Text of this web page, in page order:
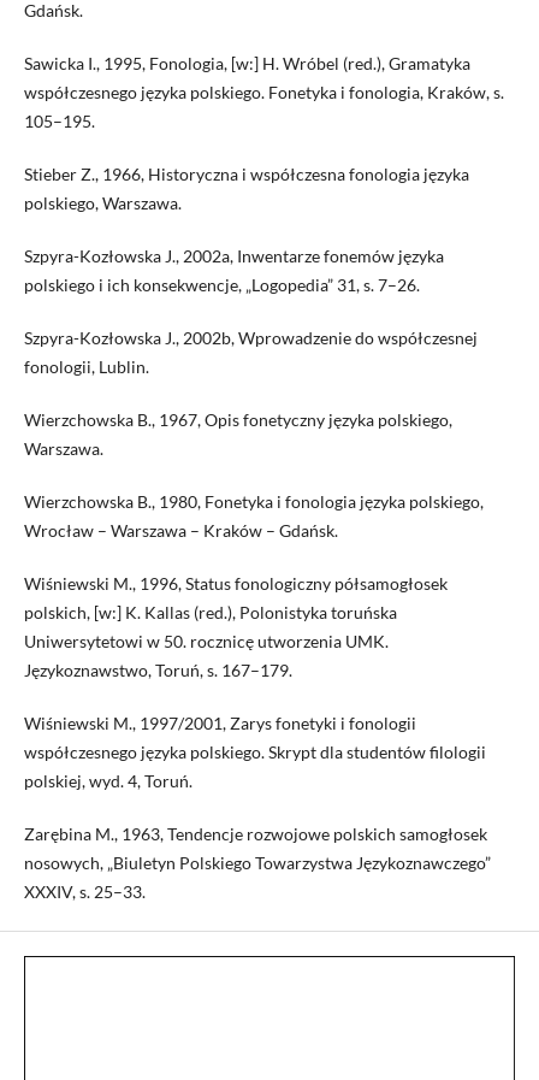
Gdańsk.
Sawicka I., 1995, Fonologia, [w:] H. Wróbel (red.), Gramatyka
współczesnego języka polskiego. Fonetyka i fonologia, Kraków, s.
105–195.
Stieber Z., 1966, Historyczna i współczesna fonologia języka
polskiego, Warszawa.
Szpyra-Kozłowska J., 2002a, Inwentarze fonemów języka
polskiego i ich konsekwencje, „Logopedia” 31, s. 7–26.
Szpyra-Kozłowska J., 2002b, Wprowadzenie do współczesnej
fonologii, Lublin.
Wierzchowska B., 1967, Opis fonetyczny języka polskiego,
Warszawa.
Wierzchowska B., 1980, Fonetyka i fonologia języka polskiego,
Wrocław – Warszawa – Kraków – Gdańsk.
Wiśniewski M., 1996, Status fonologiczny półsamogłosek
polskich, [w:] K. Kallas (red.), Polonistyka toruńska
Uniwersytetowi w 50. rocznicę utworzenia UMK.
Językoznawstwo, Toruń, s. 167–179.
Wiśniewski M., 1997/2001, Zarys fonetyki i fonologii
współczesnego języka polskiego. Skrypt dla studentów filologii
polskiej, wyd. 4, Toruń.
Zarębina M., 1963, Tendencje rozwojowe polskich samogłosek
nosowych, „Biuletyn Polskiego Towarzystwa Językoznawczego”
XXXIV, s. 25–33.